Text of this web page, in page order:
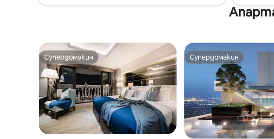
Супердомакин
Супердомакин Супердомакин
Супердомакин